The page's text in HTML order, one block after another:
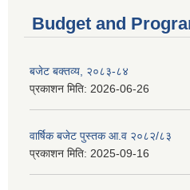
Budget and
बजेट बक्तव्य, २०८३-८४
प्रकाशन मिति: 2026-06-26
वार्षिक बजेट पुस्तक आ.व २०८२/८३
प्रकाशन मिति: 2025-09-16